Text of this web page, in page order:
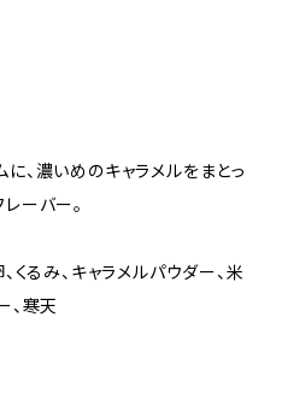
、濃いめのキャラメルをまとっ
ーバー。
くるみ、キャラメルパウダー、米
、寒天